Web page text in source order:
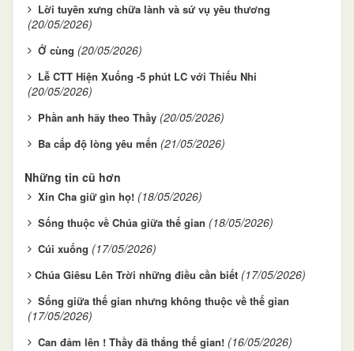
Lời tuyên xưng chữa lành và sứ vụ yêu thương
(20/05/2026)
Ở cùng (20/05/2026)
Lễ CTT Hiện Xuống -5 phút LC với Thiếu Nhi
(20/05/2026)
Phần anh hãy theo Thầy (20/05/2026)
Ba cấp độ lòng yêu mến (21/05/2026)
Những tin cũ hơn
Xin Cha giữ gìn họ! (18/05/2026)
Sống thuộc về Chúa giữa thế gian (18/05/2026)
Cúi xuống (17/05/2026)
​​​​​​​Chúa Giêsu Lên Trời những điều cần biết (17/05/2026)
Sống giữa thế gian nhưng không thuộc về thế gian
(17/05/2026)
Can đảm lên ! Thầy đã thắng thế gian! (16/05/2026)